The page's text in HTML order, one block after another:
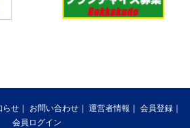
らせ お問い合わせ 運営者情報
会員登録
会員ログイン